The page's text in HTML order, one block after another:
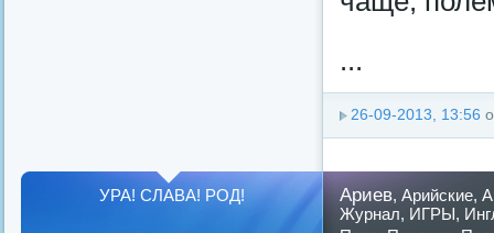
...
26-09-2013, 13:56
Ариев, Арийские,
Журнал, ИГРЫ,
УРА! СЛАВА! РОД!